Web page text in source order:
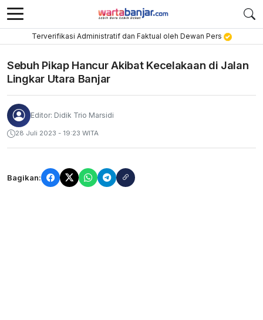
Terverifikasi Administratif dan Faktual oleh Dewan Pers
Sebuh Pikap Hancur Akibat Kecelakaan di Jalan
Lingkar Utara Banjar
Editor: Didik Trio Marsidi
28 Juli 2023 - 19:23 WITA
Bagikan: